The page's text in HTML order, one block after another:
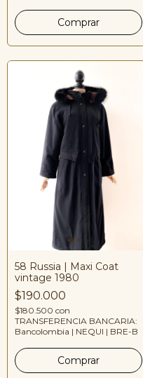
58 Russia | Maxi Coat
vintage 1980
$190.000
$180.500 con
TRANSFERENCIA BANCARIA:
Bancolombia | NEQUI | BRE-B